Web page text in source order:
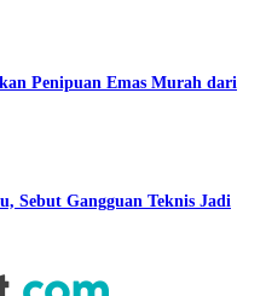
Penipuan Emas Murah dari
Sebut Gangguan Teknis Jadi